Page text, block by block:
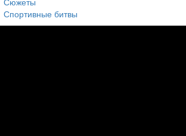
Спортивные битвы